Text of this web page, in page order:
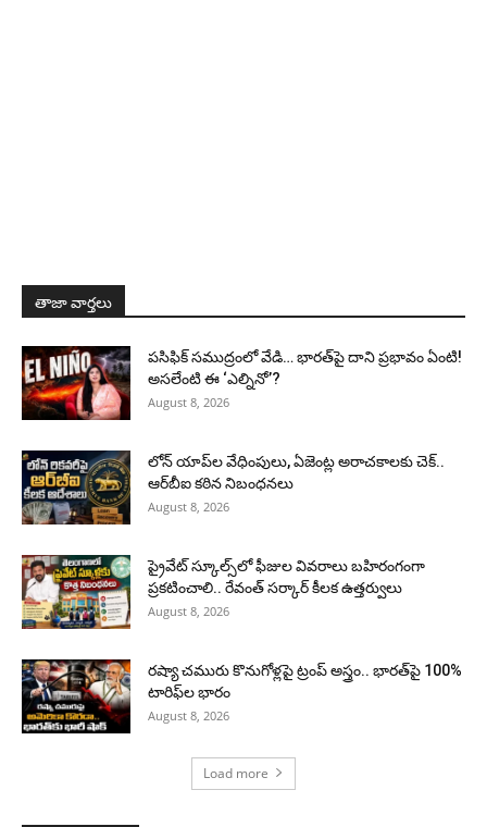
తాజా వార్తలు
పసిఫిక్ సముద్రంలో వేడి… భారత్‌పై దాని ప్రభావం ఏంటి!
అసలేంటి ఈ ‘ఎల్నినో’?
August 8, 2026
లోన్ యాప్‌ల వేధింపులు, ఏజెంట్ల అరాచకాలకు చెక్..
ఆర్‌బీఐ కఠిన నిబంధనలు
August 8, 2026
ప్రైవేట్ స్కూల్స్‌లో ఫీజుల వివరాలు బహిరంగంగా
ప్రకటించాలి.. రేవంత్ సర్కార్ కీలక ఉత్తర్వులు
August 8, 2026
రష్యా చమురు కొనుగోళ్లపై ట్రంప్ అస్త్రం.. భారత్‌పై 100%
టారిఫ్‌ల భారం
August 8, 2026
Load more